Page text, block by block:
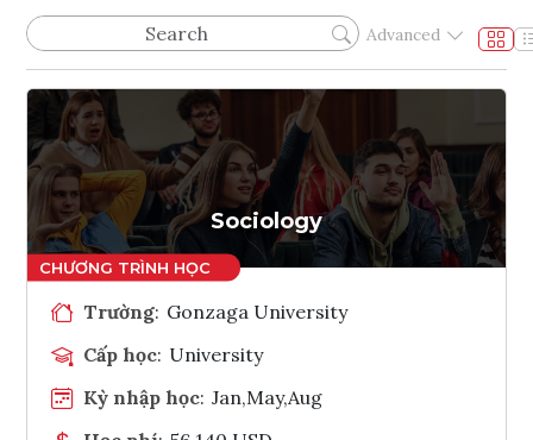
Advanced
Sociology
Trường: Gonzaga University
Cấp học: University
Kỳ nhập học: Jan,May,Aug